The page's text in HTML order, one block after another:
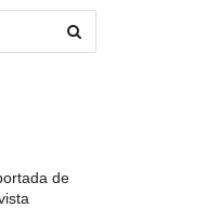
de